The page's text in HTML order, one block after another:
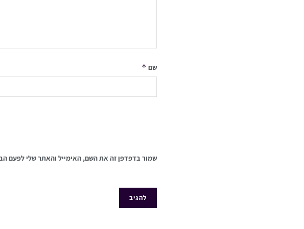
שם *
שמור בדפדפן זה את השם, האימייל והאתר שלי לפעם